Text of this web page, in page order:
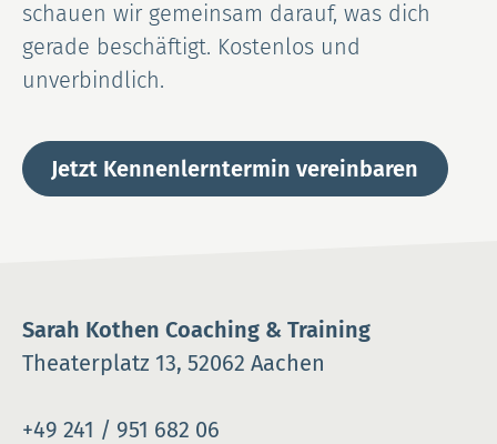
schauen wir gemeinsam darauf, was dich
gerade beschäftigt. Kostenlos und
unverbindlich.
Jetzt Kennenlerntermin vereinbaren
Sarah Kothen Coaching & Training
Theaterplatz 13, 52062 Aachen
+49 241 / 951 682 06